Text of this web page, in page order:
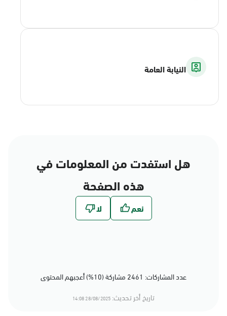
النيابة العامة
هل استفدت من المعلومات في
هذه الصفحة
عدد المشاركات: 2461 مشاركة (10%) أعجبهم المحتوى
تاريخ أخر تحديث: 28/08/2025 14:08